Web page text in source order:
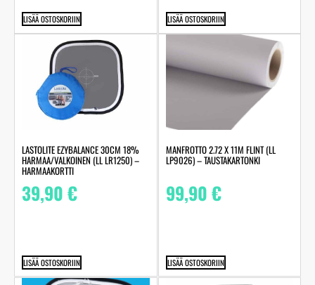
LISÄÄ OSTOSKORIIN LISÄÄ OSTOSKORIIN
LASTOLITE EZYBALANCE 30CM 18%
HARMAA/VALKOINEN (LL LR1250) –
HARMAAKORTTI
39,90€
LISÄÄ OSTOSKORIIN
MANFROTTO 2.72 X 11M FLINT (LL
LP9026) – TAUSTAKARTONKI
99,90€
LISÄÄ OSTOSKORIIN